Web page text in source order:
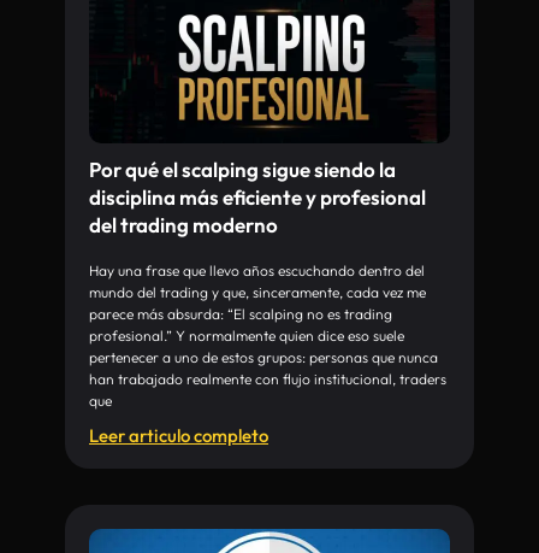
Por qué el scalping sigue siendo la
disciplina más eficiente y profesional
del trading moderno
Hay una frase que llevo años escuchando dentro del
mundo del trading y que, sinceramente, cada vez me
parece más absurda: “El scalping no es trading
profesional.” Y normalmente quien dice eso suele
pertenecer a uno de estos grupos: personas que nunca
han trabajado realmente con flujo institucional, traders
que
Leer articulo completo